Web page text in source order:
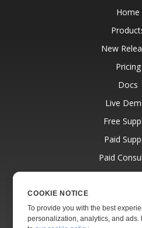
Home
New
Pricing
Docs
Live
Free
Paid
Paid
Blog
About
COOKIE NOTICE
To provide you with the best
personalization, analytics, and ads.